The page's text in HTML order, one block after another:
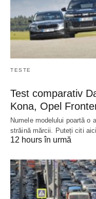
TESTE
Test comparativ
Kona, Opel
Numele modelului poartă o
străină mărcii. Puteți citi
12 hours în urmă